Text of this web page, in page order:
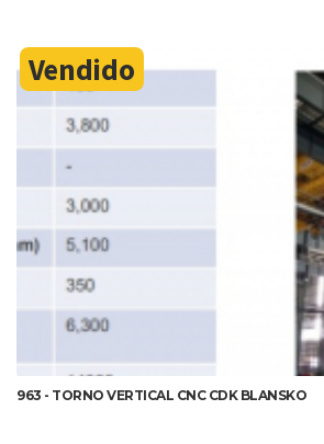
Vendido
963 - TORNO VERTICAL CNC CDK BLANSKO